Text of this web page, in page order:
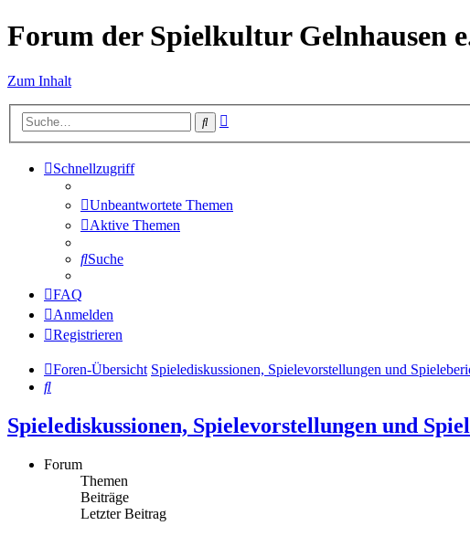
Forum der Spielkultur Gelnhausen
Zum Inhalt
Suche
Schnellzugriff
Unbeantwortete Themen
Aktive Themen
Suche
FAQ
Anmelden
Registrieren
Foren-Übersicht Spielediskussionen, Spielevorstellungen und
Suche
Spielediskussionen, Spielevorstellungen und
Forum
Themen
Beiträge
Letzter Beitrag